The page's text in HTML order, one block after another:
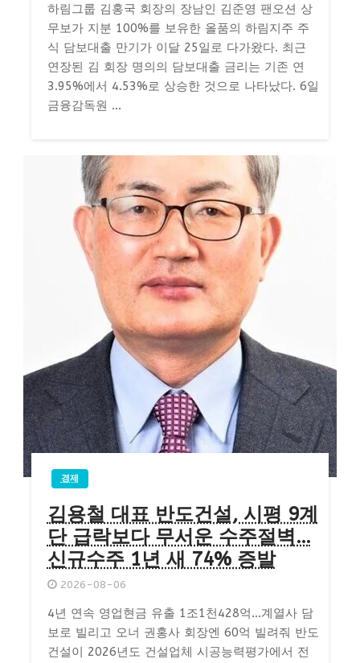
하림그룹 김홍국 회장의 장남인 김준영 팬오션 상
무보가 지분 100%를 보유한 올품의 하림지주 주
식 담보대출 만기가 이달 25일로 다가왔다. 최근
연장된 김 회장 명의의 담보대출 금리는 기존 연
3.95%에서 4.53%로 상승한 것으로 나타났다. 6일
금융감독원 ...
경제
김용철 대표 반도건설, 시평 9계
단 급락보다 무서운 수주절벽…
신규수주 1년 새 74% 증발
2026-08-06
4년 연속 영업현금 유출 1조1천428억…계열사 담
보로 빌리고 오너 권홍사 회장엔 60억 빌려줘 반도
건설이 2026년도 건설업체 시공능력평가에서 전